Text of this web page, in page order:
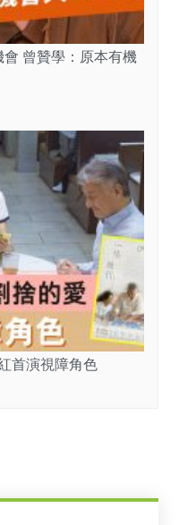
曾贊學：原本有機
首演視障角色